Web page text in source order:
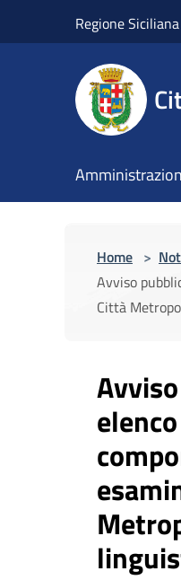
Regione Siciliana
Home >
Avviso
Città